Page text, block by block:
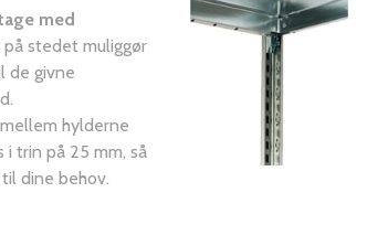
med
på stedet muliggør
de givne
hylderne
i trin på 25 mm, så
dine behov.